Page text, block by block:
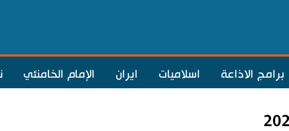
برامج الاذاعة اسلاميات ايران الإمام الخامنئي